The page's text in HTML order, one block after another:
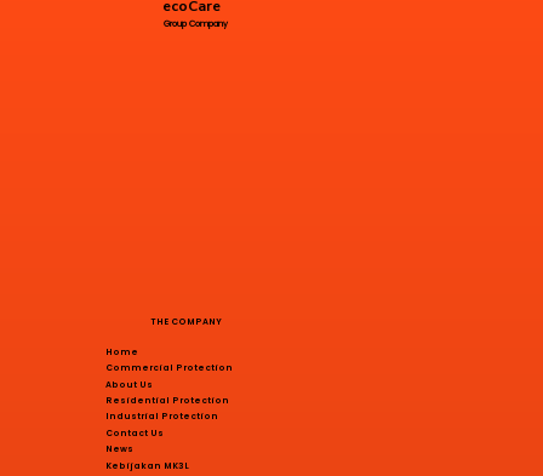
THE COMPANY
Commercial Protection
Home
About Us
Industrial Protection
Residential Protection
Contact Us
News
Kebijakan MK3L
ecoCare
Group Company